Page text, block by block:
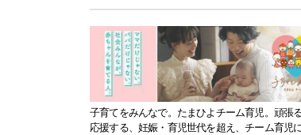
子育てをみんなで。たまひよチーム育児。頑張
応援する、妊娠・育児世代を超え、チーム育児